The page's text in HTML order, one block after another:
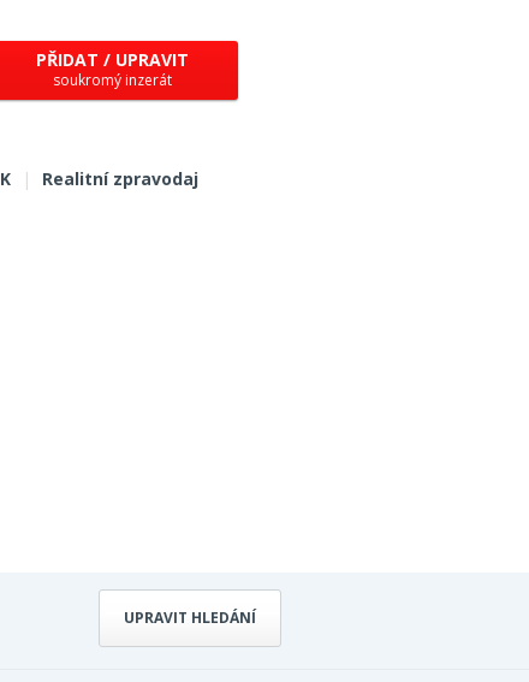
PŘIDAT / UPRAVIT
soukromý inzerát
| Realitní zpravodaj
UPRAVIT HLEDÁNÍ